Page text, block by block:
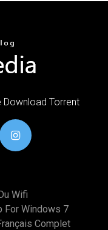
Download Torrent
Wifi
For Windows 7
Complet